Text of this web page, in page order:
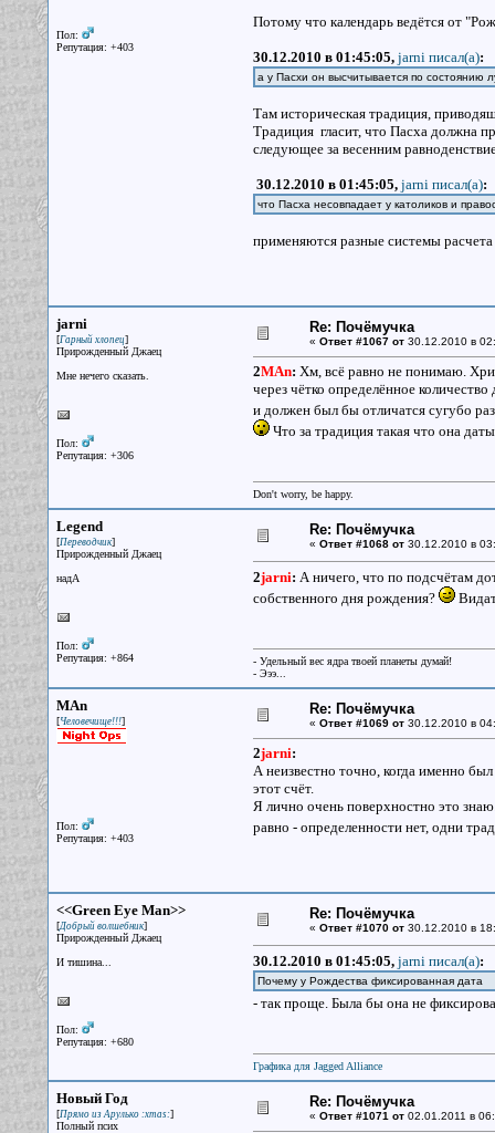
Пол:
Репутация: +403
Потому что календарь ведётся от
30.12.2010 в 01:45:05, jarni писал(a):
а у Пасхи он высчитывается по состоянию
Там историческая традиция,
Традиция гласит, что Пасха должна
следующее за весенним
30.12.2010 в 01:45:05, jarni писал(a):
что Пасха несовпадает у католиков и
применяются разные системы расчета
jarni
[Гарный хлопец]
Прирожденный Джаец
Мне нечего сказать.
Пол:
Репутация: +306
Re: Почёмучка
« Ответ #1067 от30.12.2010 в
2MAn: Хм, всё равно не понимаю.
через чётко определённое
и должен был бы отличатся сугубо
Что за традиция такая что она
Don't worry, be happy.
Legend
[Переводчик]
Прирожденный Джаец
надА
Пол:
Репутация: +864
Re: Почёмучка
« Ответ #1068 от30.12.2010 в
2jarni: А ничего, что по подсчётам
собственного дня рождения?
- Удельный вес ядра твоей планеты думай!
- Эээ...
MAn
[Человечище!!!]
Пол:
Репутация: +403
Re: Почёмучка
« Ответ #1069 от30.12.2010 в
2jarni:
А неизвестно точно, когда именно
этот счёт.
Я лично очень поверхностно это
равно - определенности нет, одни
<<Green Eye Man>>
[Добрый волшебник]
Прирожденный Джаец
И тишина...
Пол:
Репутация: +680
Re: Почёмучка
« Ответ #1070 от30.12.2010 в
30.12.2010 в 01:45:05, jarni писал(a):
Почему у Рождества фиксированная дата
- так проще. Была бы она не
Графика для Jagged Alliance
Новый Год
[Прямо из Арулько :xmas:]
Полный псих
Re: Почёмучка
« Ответ #1071 от02.01.2011 в